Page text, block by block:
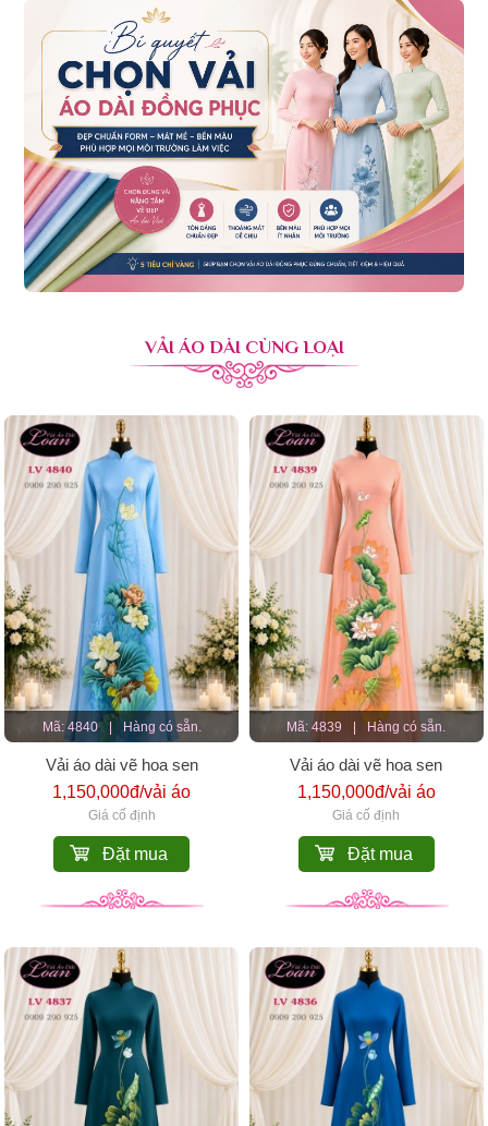
VẢI ÁO DÀI CÙNG LOẠI
Mã: 4840 Hàng có sẵn.
Vải áo dài vẽ hoa sen
1,150,000đ/vải áo
Giá cố định
Đặt mua
Mã: 4839 Hàng có sẵn.
Vải áo dài vẽ hoa sen
1,150,000đ/vải áo
Giá cố định
Đặt mua